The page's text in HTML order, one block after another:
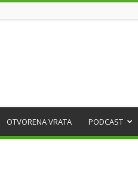
OTVORENA VRATA PODCAST